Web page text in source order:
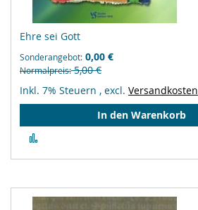
Ehre sei Gott
Sonderangebot 0,00 €
Normalpreis 5,00 €
Inkl. 7% Steuern , excl. Versandkosten
In den Warenkorb
hinzufügen